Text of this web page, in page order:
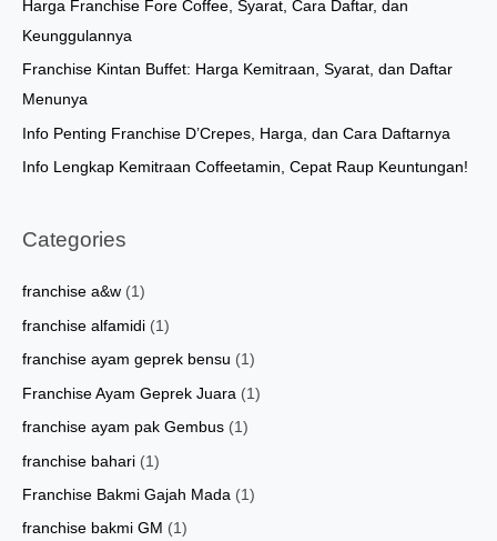
o
r
:
Harga Franchise Fore Coffee, Syarat, Cara Daftar, dan
Keunggulannya
Franchise Kintan Buffet: Harga Kemitraan, Syarat, dan Daftar
Menunya
Info Penting Franchise D’Crepes, Harga, dan Cara Daftarnya
Info Lengkap Kemitraan Coffeetamin, Cepat Raup Keuntungan!
Categories
franchise a&w (1)
franchise alfamidi (1)
franchise ayam geprek bensu (1)
Franchise Ayam Geprek Juara (1)
franchise ayam pak Gembus (1)
franchise bahari (1)
Franchise Bakmi Gajah Mada (1)
franchise bakmi GM (1)